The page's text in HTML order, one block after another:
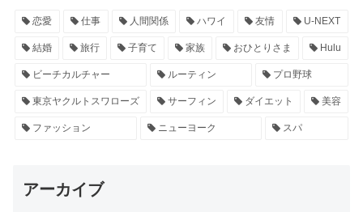
恋愛 仕事 人間関係 ハワイ 友情 U-NEXT
結婚 旅行 子育て 家族 おひとりさま Hulu
ビーチカルチャー ルーティン プロ野球
東京ヤクルトスワローズ サーフィン ダイエット 美容
ファッション ニューヨーク スパ
アーカイブ